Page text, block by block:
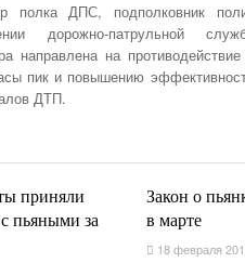
Система Для Отдела Продаж
полка ДПС, подполковник
дорожно-патрульной
направлена на
пик и повышению
ДТП.
приняли
пьяными за
Закон о
в марте
18 февраля